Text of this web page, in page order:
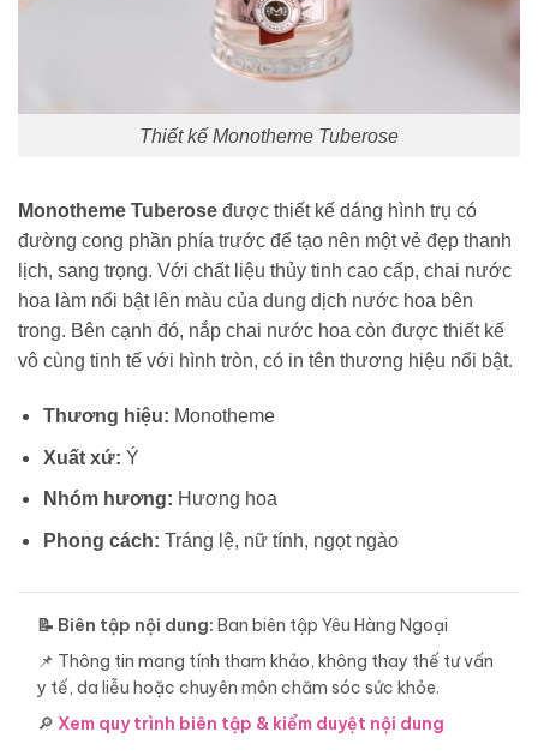
Thiết kế Monotheme Tuberose
Monotheme Tuberose được thiết kế dáng hình trụ có
đường cong phần phía trước để tạo nên một vẻ đẹp thanh
lịch, sang trọng. Với chất liệu thủy tinh cao cấp, chai nước
hoa làm nổi bật lên màu của dung dịch nước hoa bên
trong. Bên cạnh đó, nắp chai nước hoa còn được thiết kế
vô cùng tinh tế với hình tròn, có in tên thương hiệu nổi bật.
Thương hiệu: Monotheme
Xuất xứ: Ý
Nhóm hương: Hương hoa
Phong cách: Tráng lệ, nữ tính, ngọt ngào
📝 Biên tập nội dung: Ban biên tập Yêu Hàng Ngoại
📌 Thông tin mang tính tham khảo, không thay thế tư vấn
y tế, da liễu hoặc chuyên môn chăm sóc sức khỏe.
🔎 Xem quy trình biên tập & kiểm duyệt nội dung